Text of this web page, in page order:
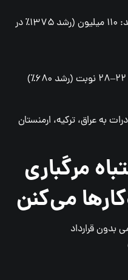
قبل: ۸ میلیون فروش ماهانه → بعد: ۱۱۰ میلیون (رشد ۱۳۷۵٪ در
به عراق، ترکیه، ارمنستان
۱۰ اشتباه مرگباری
بدون قرارداد